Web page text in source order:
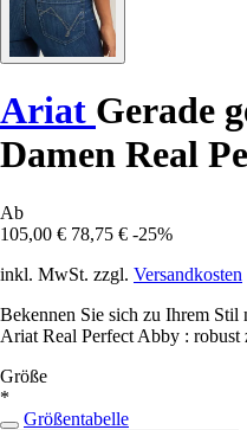
Ariat Gerade
Damen Real
Ab
105,00 € 78,75 € -25%
inkl. MwSt. zzgl. Versandkosten
Bekennen Sie sich zu Ihrem Stil
Ariat Real Perfect Abby : robust
Größe
*
Größentabelle